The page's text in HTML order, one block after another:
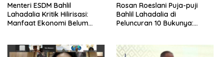
Menteri ESDM Bahlil
Lahadalia Kritik Hilirisasi:
Manfaat Ekonomi Belum
Rosan Roeslani Puja-puji
Bahlil Lahadalia di
Peluncuran 10 Bukunya: